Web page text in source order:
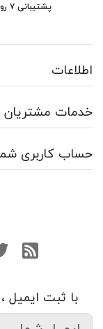
پشتیبانی ۷ روز هفته
اطلاعات
خدمات مشتریان
حساب کاربری
RSS
با ثبت ایمیل